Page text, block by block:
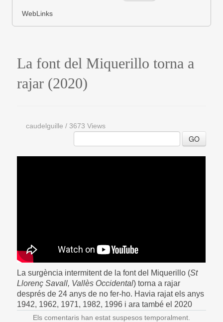
WebLinks
La font del Miquerillo torna a
rajar (2020)
caudelguille / 3673 Views
GO
La surgència intermitent de la font del Miquerillo (St
Llorenç Savall, Vallès Occidental) torna a rajar
després de 24 anys de no fer-ho. Havia rajat els anys
1942, 1962, 1971, 1982, 1996 i ara també el 2020
Els comentaris han estat suspesos temporalment.